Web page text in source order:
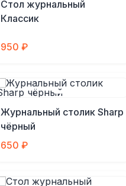
Стол журнальный
Классик
950 ₽
Журнальный столик Sharp
чёрный
650 ₽